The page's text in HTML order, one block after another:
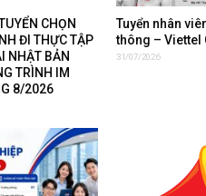
CHỌN
ĐI THỰC TẬP
NHẬT BẢN
TRÌNH IM
8/2026
Tuyển nhân
thông – Viettel
31/07/2026